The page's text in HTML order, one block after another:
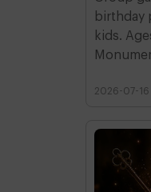
birthday
kids.
2026-07-16